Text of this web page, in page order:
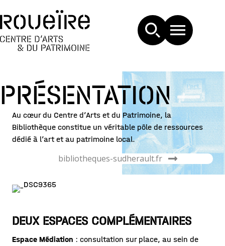
PRÉSENTATION
Au cœur du Centre d’Arts et du Patrimoine, la
Bibliothèque constitue un véritable pôle de ressources
dédié à l’art et au patrimoine local.
bibliotheques-sudherault.fr
DEUX ESPACES COMPLÉMENTAIRES
Espace Médiation : consultation sur place, au sein de